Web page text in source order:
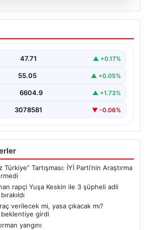
kullanan rapçi Yuşa
adli kontrol ile
47.71 ▲ +0.17%
55.05 ▲ +0.05%
6604.9 ▲ +1.73%
3078581 ▼ -0.06%
Türkiye” Tartışması: İYİ Parti’nin Araştırma
rapçi Yuşa Keskin ile 3 şüpheli adli
verilecek mi, yasa çıkacak mı?
girdi
yangını